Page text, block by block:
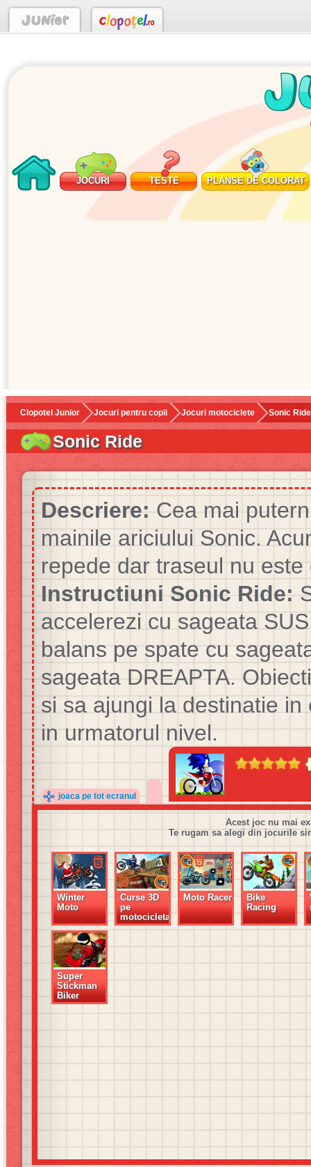
JOCURI TESTE PLANSE DE COLORAT
Clopotel Junior Jocuri pentru copii Jocuri motociclete Sonic Ride
Sonic Ride
Descriere: Cea mai
mainile ariciului Sonic.
repede dar traseul nu
Instructiuni Sonic Ride:
accelerezi cu sageata
balans pe spate cu
sageata DREAPTA.
si sa ajungi la destinatie
in urmatorul nivel.
joaca pe tot ecranul
Acest joc nu mai
Te rugam sa alegi din jocurile
Winter
Moto
Curse 3D
pe
motocicleta
Moto Racer
Bike
Racing
Super
Stickman
Biker